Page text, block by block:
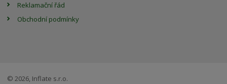
Reklamační řád
Obchodní podmínky
© 2026, Inflate s.r.o.